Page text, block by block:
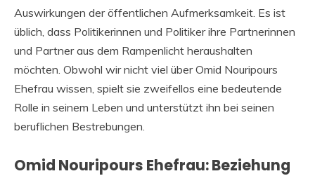
Auswirkungen der öffentlichen Aufmerksamkeit. Es ist
üblich, dass Politikerinnen und Politiker ihre Partnerinnen
und Partner aus dem Rampenlicht heraushalten
möchten. Obwohl wir nicht viel über Omid Nouripours
Ehefrau wissen, spielt sie zweifellos eine bedeutende
Rolle in seinem Leben und unterstützt ihn bei seinen
beruflichen Bestrebungen.
Omid Nouripours Ehefrau: Beziehung